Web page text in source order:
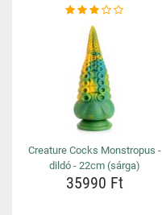
Creature Cocks Monstropus -
dildó - 22cm (sárga)
35990 Ft